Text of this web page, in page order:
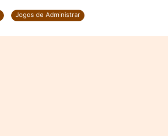
Jogos de Administrar